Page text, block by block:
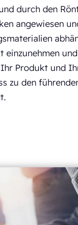
durch den
angewiesen
einzunehmen
Produkt und
zu den